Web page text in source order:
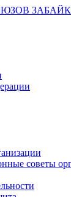
советы